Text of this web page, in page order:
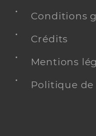
Conditions
Crédits
Mentions
Politique